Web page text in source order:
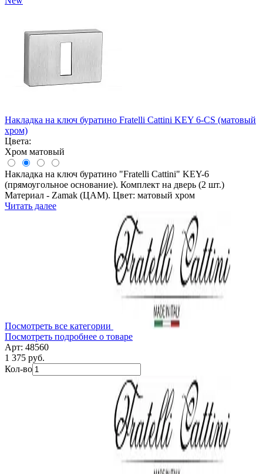
Накладка на ключ буратино Fratelli Cattini KEY 6-CS (матовый
хром)
Цвета:
Хром матовый
Накладка на ключ буратино "Fratelli Cattini" KEY-6
(прямоугольное основание). Комплект на дверь (2 шт.)
Материал - Zamak (ЦАМ). Цвет: матовый хром
Читать далее
Посмотреть все категории
Посмотреть подробнее о товаре
Арт: 48560
1 375 руб.
Кол-во